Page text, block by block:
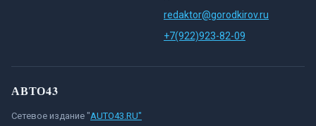
redaktor@gorodkirov.ru
+7(922)923-82-09
АВТО43
Сетевое издание "AUTO43.RU"